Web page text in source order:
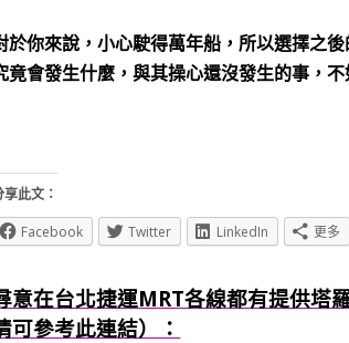
於你來說，小心駛得萬年船，所以選擇之
竟會發生什麼，與其操心還沒發生的事，
享此文：
Facebook
Twitter LinkedIn 更多
意在台北捷運MRT各線都有提供塔
可參考此連結）：